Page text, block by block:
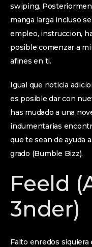
swiping.
manga larga incluso
empleo, instruccion,
posible comenzar a
afines en ti.
Igual que noticia
es posible dar con
has mudado a una
indumentarias
que te sean de ayuda
grado (Bumble Bizz).
Feeld
3nder)
Falto enredos